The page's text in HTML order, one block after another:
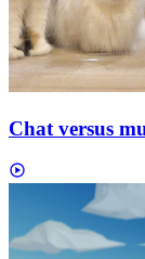
Chat versus